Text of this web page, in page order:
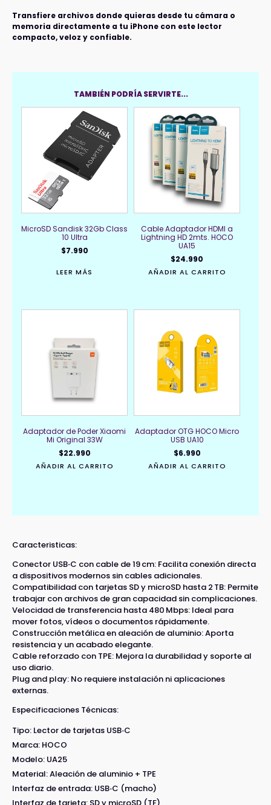
Transfiere archivos donde quieras desde tu cámara o
memoria directamente a tu iPhone con este lector
compacto, veloz y confiable.
TAMBIÉN PODRÍA SERVIRTE...
MicroSD Sandisk 32Gb Class
10 Ultra
$7.990
LEER MÁS
Cable Adaptador HDMI a
Lightning HD 2mts. HOCO
UA15
$24.990
AÑADIR AL CARRITO
Adaptador de Poder Xiaomi
Mi Original 33W
$22.990
AÑADIR AL CARRITO
Adaptador OTG HOCO Micro
USB UA10
$6.990
AÑADIR AL CARRITO
Caracteristicas:
Conector USB‑C con cable de 19 cm: Facilita conexión directa
a dispositivos modernos sin cables adicionales.
Compatibilidad con tarjetas SD y microSD hasta 2 TB: Permite
trabajar con archivos de gran capacidad sin complicaciones.
Velocidad de transferencia hasta 480 Mbps: Ideal para
mover fotos, vídeos o documentos rápidamente.
Construcción metálica en aleación de aluminio: Aporta
resistencia y un acabado elegante.
Cable reforzado con TPE: Mejora la durabilidad y soporte al
uso diario.
Plug and play: No requiere instalación ni aplicaciones
externas.
Especificaciones Técnicas:
Tipo: Lector de tarjetas USB‑C
Marca: HOCO
Modelo: UA25
Material: Aleación de aluminio + TPE
Interfaz de entrada: USB‑C (macho)